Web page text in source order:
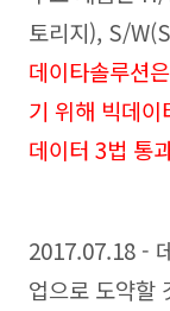
토리지), S/
데이타솔루션
기 위해 빅데
데이터 3법 통
2017.07.18 -
업으로 도약할